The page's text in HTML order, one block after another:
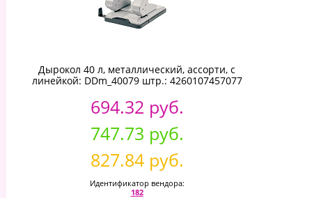
Дырокол 40 л, металлический, ассорти, с
линейкой: DDm_40079 штр.: 4260107457077
694.32 руб.
747.73 руб.
827.84 руб.
Идентификатор вендора:
182